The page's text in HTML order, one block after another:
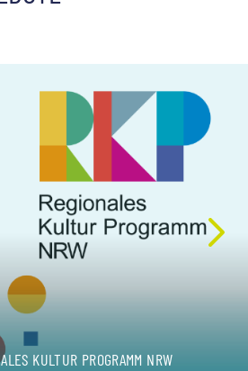
KULTUR PROGRAMM NRW